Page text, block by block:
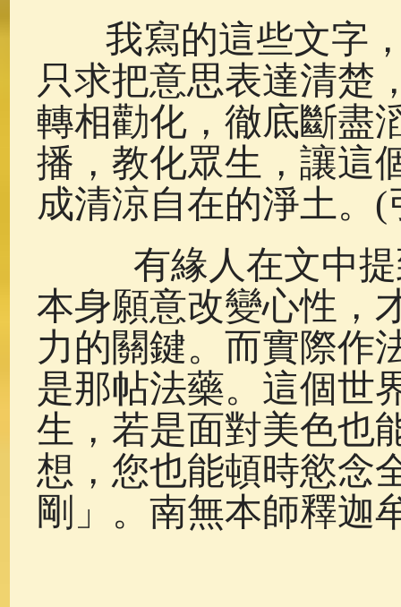
我寫的這些文字
只求把意思表達清楚
轉相勸化，徹底斷盡
播，教化眾生，讓這
成清涼自在的淨土。(
有緣人在文中提
本身願意改變心性，
力的關鍵。而實際作
是那帖法藥。這個世
生，若是面對美色也
想，您也能頓時慾念
剛」。南無本師釋迦